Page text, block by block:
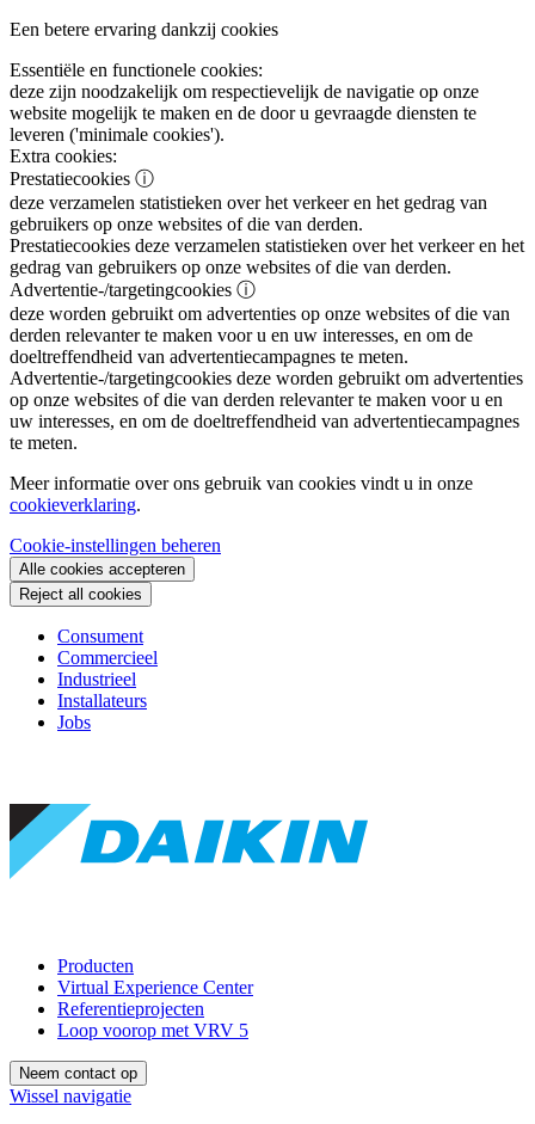
Een betere ervaring dankzij cookies
Essentiële en functionele cookies:
deze zijn noodzakelijk om respectievelijk de navigatie op onze
website mogelijk te maken en de door u gevraagde diensten te
leveren ('minimale cookies').
Extra cookies:
Prestatiecookies ⓘ
deze verzamelen statistieken over het verkeer en het gedrag van
gebruikers op onze websites of die van derden.
Prestatiecookies deze verzamelen statistieken over het verkeer en het
gedrag van gebruikers op onze websites of die van derden.
Advertentie-/targetingcookies ⓘ
deze worden gebruikt om advertenties op onze websites of die van
derden relevanter te maken voor u en uw interesses, en om de
doeltreffendheid van advertentiecampagnes te meten.
Advertentie-/targetingcookies deze worden gebruikt om advertenties
op onze websites of die van derden relevanter te maken voor u en
uw interesses, en om de doeltreffendheid van advertentiecampagnes
te meten.
Meer informatie over ons gebruik van cookies vindt u in onze
cookieverklaring.
Cookie-instellingen beheren
Alle cookies accepteren
Reject all cookies
Consument
Commercieel
Industrieel
Installateurs
Jobs
Producten
Virtual Experience Center
Referentieprojecten
Loop voorop met VRV 5
Neem contact op
Wissel navigatie